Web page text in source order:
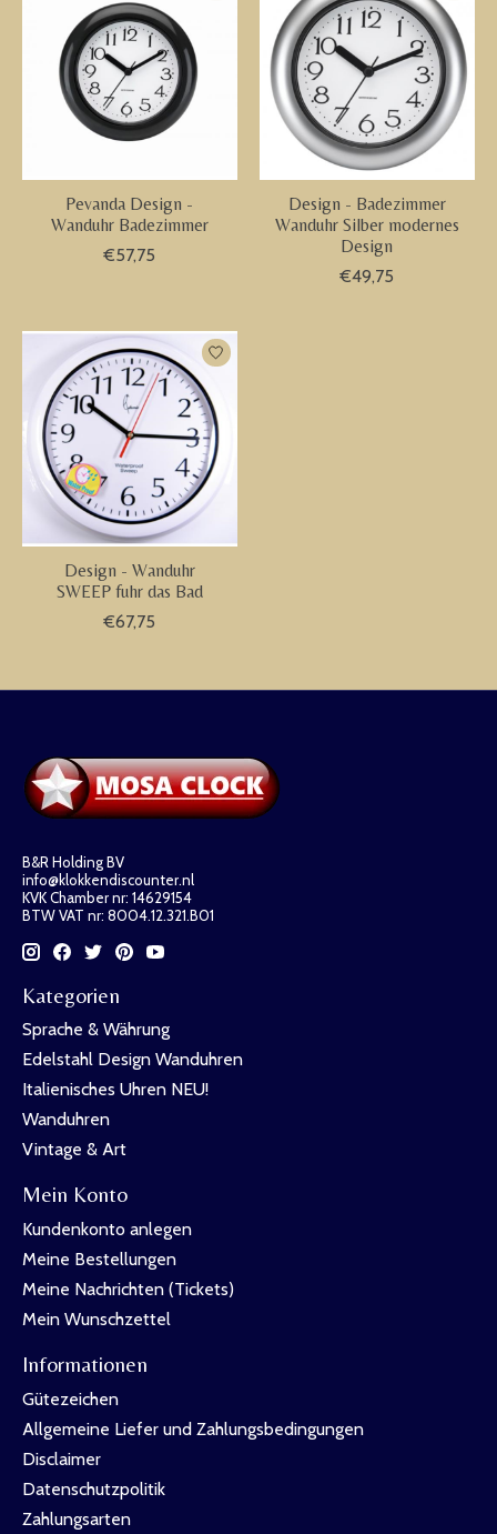
Pevanda Design -
Wanduhr Badezimmer
€57,75
Design - Badezimmer
Wanduhr Silber modernes
Design
€49,75
Design - Wanduhr
SWEEP fuhr das Bad
€67,75
B&R Holding BV
info@klokkendiscounter.nl
KVK Chamber nr: 14629154
BTW VAT nr: 8004.12.321.B01
Kategorien
Sprache & Währung
Edelstahl Design Wanduhren
Italienisches Uhren NEU!
Wanduhren
Vintage & Art
Mein Konto
Kundenkonto anlegen
Meine Bestellungen
Meine Nachrichten (Tickets)
Mein Wunschzettel
Informationen
Gütezeichen
Allgemeine Liefer und Zahlungsbedingungen
Disclaimer
Datenschutzpolitik
Zahlungsarten